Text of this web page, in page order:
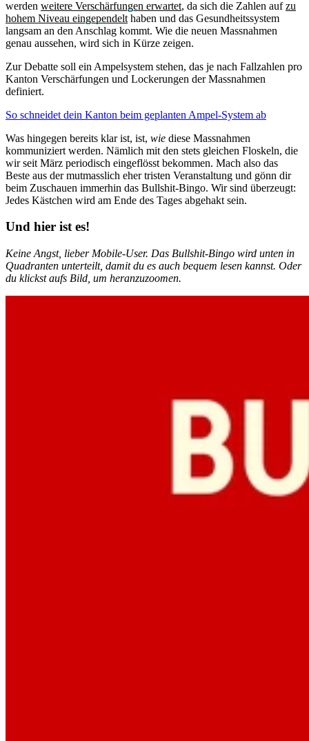
werden weitere Verschärfungen erwartet, da sich die Zahlen aufzu
hohem Niveau eingependelt haben und das Gesundheitssystem
langsam an den Anschlag kommt. Wie die neuen Massnahmen
genau aussehen, wird sich in Kürze zeigen.
Zur Debatte soll ein Ampelsystem stehen, das je nach Fallzahlen pro
Kanton Verschärfungen und Lockerungen der Massnahmen
definiert.
So schneidet dein Kanton beim geplanten Ampel-System ab
Was hingegen bereits klar ist, ist, wie diese Massnahmen
kommuniziert werden. Nämlich mit den stets gleichen Floskeln, die
wir seit März periodisch eingeflösst bekommen. Mach also das
Beste aus der mutmasslich eher tristen Veranstaltung und gönn dir
beim Zuschauen immerhin das Bullshit-Bingo. Wir sind überzeugt:
Jedes Kästchen wird am Ende des Tages abgehakt sein.
Und hier ist es!
Keine Angst, lieber Mobile-User. Das Bullshit-Bingo wird unten in
Quadranten unterteilt, damit du es auch bequem lesen kannst. Oder
du klickst aufs Bild, um heranzuzoomen.